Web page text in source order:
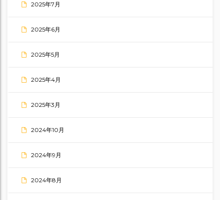
2025年7月
2025年6月
2025年5月
2025年4月
2025年3月
2024年10月
2024年9月
2024年8月